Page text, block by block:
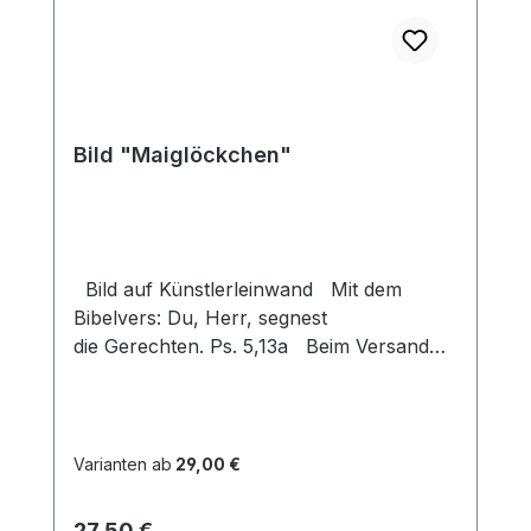
Bild "Maiglöckchen"
Bild auf Künstlerleinwand Mit dem
Bibelvers: Du, Herr, segnest
die Gerechten. Ps. 5,13a Beim Versand
Zuschlag für Sperrgut in Höhe von
Ausland beträgt der Sperrgutzuschlag
Varianten ab 29,00 €